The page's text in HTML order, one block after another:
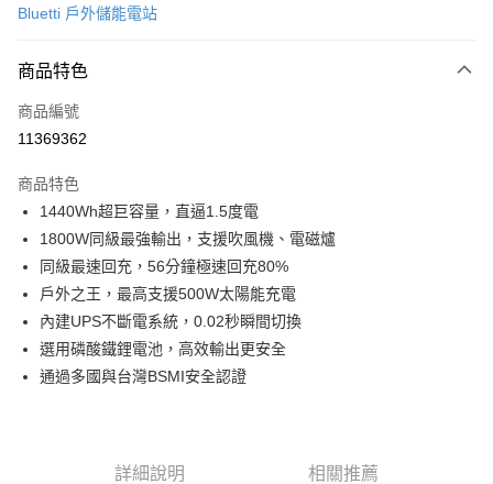
台灣樂天信用卡公司
新竹物流-一般宅配
Bluetti 戶外儲能電站
商品特色
商品編號
11369362
商品特色
1440Wh超巨容量，直逼1.5度電
1800W同級最強輸出，支援吹風機、電磁爐
同級最速回充，56分鐘極速回充80%
戶外之王，最高支援500W太陽能充電
內建UPS不斷電系統，0.02秒瞬間切換
選用磷酸鐵鋰電池，高效輸出更安全
通過多國與台灣BSMI安全認證
詳細說明 相關推薦